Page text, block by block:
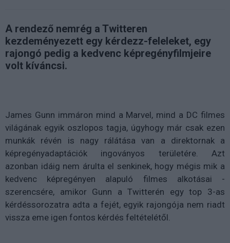
A rendező nemrég a Twitteren
kezdeményezett egy kérdezz-feleleket, egy
rajongó pedig a kedvenc képregényfilmjeire
volt kíváncsi.
James Gunn immáron mind a Marvel, mind a DC filmes
világának egyik oszlopos tagja, úgyhogy már csak ezen
munkák révén is nagy rálátása van a direktornak a
képregényadaptációk ingoványos területére. Azt
azonban idáig nem árulta el senkinek, hogy mégis mik a
kedvenc képregényen alapuló filmes alkotásai -
szerencsére, amikor Gunn a Twitterén egy top 3-as
kérdéssorozatra adta a fejét, egyik rajongója nem riadt
vissza eme igen fontos kérdés feltételétől.